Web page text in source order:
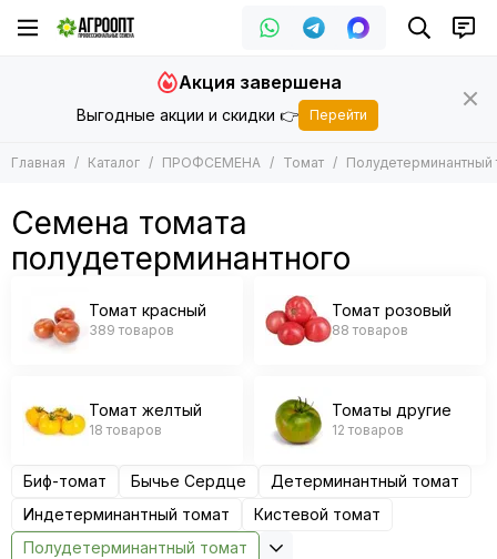
ПРОФСЕМЕНА
Горох
Дыня
Зеленные
Кабачок
Кукуруза
Капуста
Огурец
Патиссон
Подвой
Редис
Редька
Томат
Томат красный
Томат желтый
Выгодные акции и скидки 👉
Акция завершена
Перейти
Главная Каталог ПРОФСЕМЕНА Томат Полудетерминантный
Семена томата
полудетерминантного
Томат красный
389 товаров
Томат розовый
88 товаров
Томат желтый
18 товаров
Томаты другие
12 товаров
Биф-томат Бычье Сердце
Детерминантный томат
Индетерминантный томат
Кистевой томат
Полудетерминантный томат